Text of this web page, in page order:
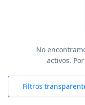
No
activos.
Filtros